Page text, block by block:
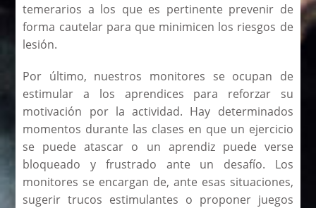
temerarios a los que es pertinente prevenir de
forma cautelar para que minimicen los riesgos de
lesión.
Por último, nuestros monitores se ocupan de
estimular a los aprendices para reforzar su
motivación por la actividad. Hay determinados
momentos durante las clases en que un ejercicio
se puede atascar o un aprendiz puede verse
bloqueado y frustrado ante un desafío. Los
monitores se encargan de, ante esas situaciones,
sugerir trucos estimulantes o proponer juegos